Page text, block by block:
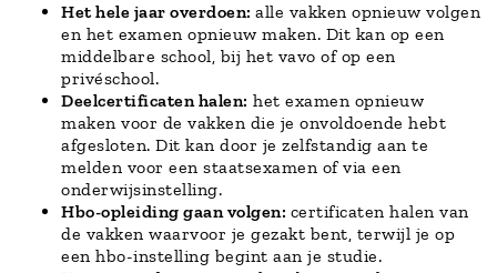
Het hele jaar overdoen: alle vakken opnieuw volgen
en het examen opnieuw maken. Dit kan op een
middelbare school, bij het vavo of op een
privéschool.
Deelcertificaten halen: het examen opnieuw
maken voor de vakken die je onvoldoende hebt
afgesloten. Dit kan door je zelfstandig aan te
melden voor een staatsexamen of via een
onderwijsinstelling.
Hbo-opleiding gaan volgen: certificaten halen van
de vakken waarvoor je gezakt bent, terwijl je op
een hbo-instelling begint aan je studie.